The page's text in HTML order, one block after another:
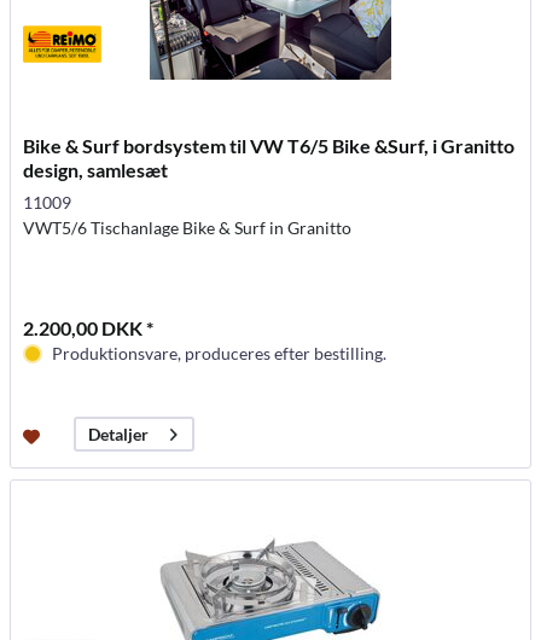
Bike & Surf bordsystem til VW T6/5 Bike &Surf, i Granitto
design, samlesæt
11009
VWT5/6 Tischanlage Bike & Surf in Granitto
2.200,00 DKK *
Produktionsvare, produceres efter bestilling.
Detaljer